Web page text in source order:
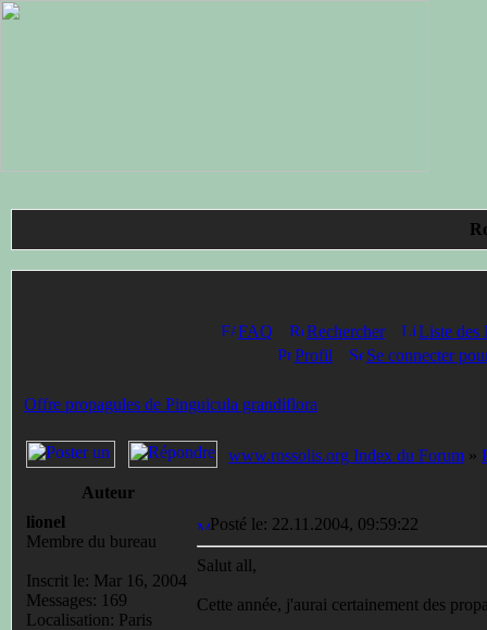
FAQ Rechercher
Liste des
Profil
Se connecter
Offre propagules de Pinguicula grandiflora
www.rossolis.org Index du Forum »
Auteur
lionel
Membre du bureau
Inscrit le: Mar 16, 2004
Messages: 169
Localisation: Paris
Posté le: 22.11.2004, 09:59:22
Salut all,
Cette année, j'aurai certainement des